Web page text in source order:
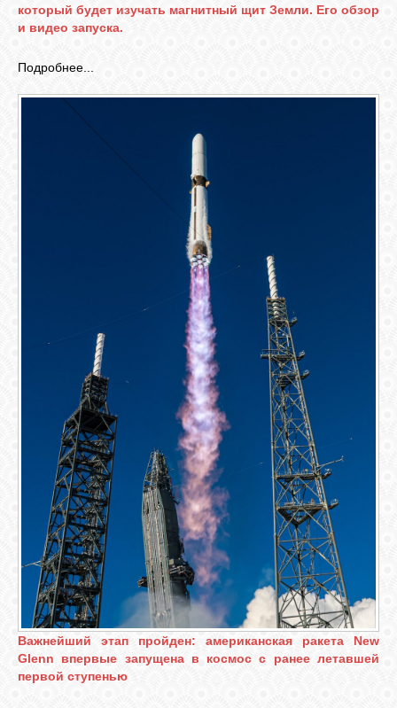
который будет изучать магнитный щит Земли. Его обзор
и видео запуска.
Подробнее...
Важнейший этап пройден: американская ракета New
Glenn впервые запущена в космос с ранее летавшей
первой ступенью